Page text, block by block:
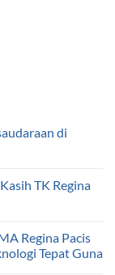
di
TK Regina
Regina Pacis
Tepat Guna